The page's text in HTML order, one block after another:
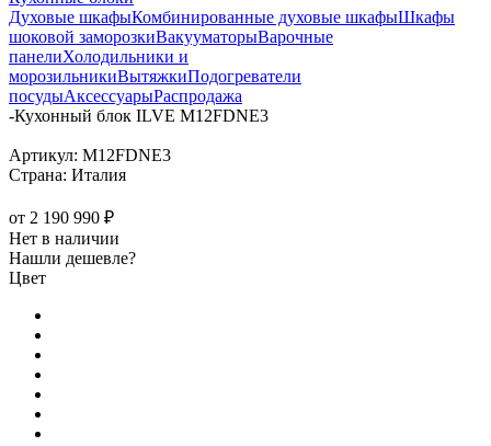
Духовые шкафыКомбинированные духовые шкафыШкафы
шоковой заморозкиВакууматорыВарочные
панелиХолодильники и
морозильникиВытяжкиПодогреватели
посудыАксессуарыРаспродажа
-Кухонный блок ILVE M12FDNE3
Артикул: M12FDNE3
Страна: Италия
от 2 190 990 ₽
Нет в наличии
Нашли дешевле?
Цвет